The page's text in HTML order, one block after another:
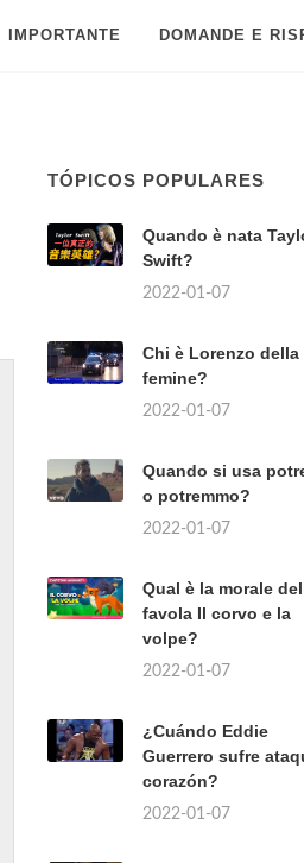
IMPORTANTE DOMANDE E
TÓPICOS POPULARES
Quando è nata
Swift?
2022-01-07
Chi è Lorenzo della
femine?
2022-01-07
Quando si usa
o potremmo?
2022-01-07
Qual è la morale
favola Il corvo e la
volpe?
2022-01-07
¿Cuándo Eddie
Guerrero sufre
corazón?
2022-01-07